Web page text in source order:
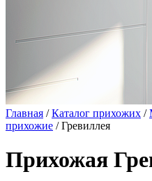
Главная /Каталог прихожих /
прихожие / Гревиллея
Прихожая